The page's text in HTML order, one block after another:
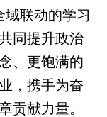
联动的学习
同提升政治
、更饱满的
，携手为奋
贡献力量。